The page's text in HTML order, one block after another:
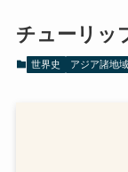
チューリッ
世界史 アジア諸地